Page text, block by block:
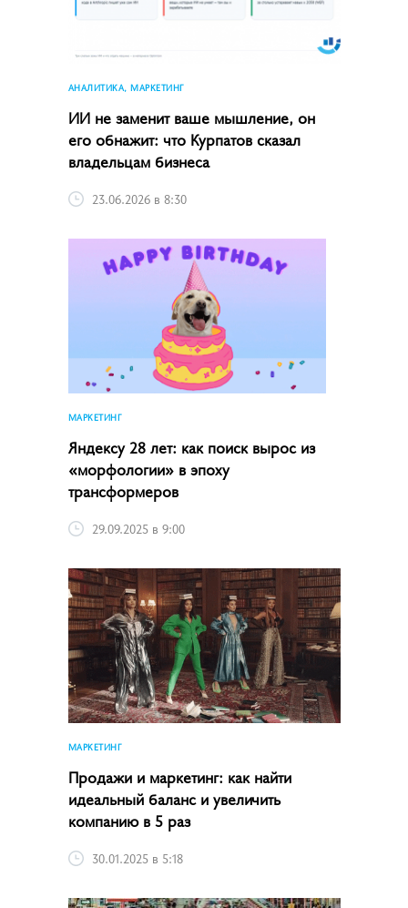
АНАЛИТИКА, МАРКЕТИНГ
ИИ не заменит ваше мышление, он
его обнажит: что Курпатов сказал
владельцам бизнеса
23.06.2026 в 8:30
МАРКЕТИНГ
Яндексу 28 лет: как поиск вырос из
«морфологии» в эпоху
трансформеров
29.09.2025 в 9:00
МАРКЕТИНГ
Продажи и маркетинг: как найти
идеальный баланс и увеличить
компанию в 5 раз
30.01.2025 в 5:18